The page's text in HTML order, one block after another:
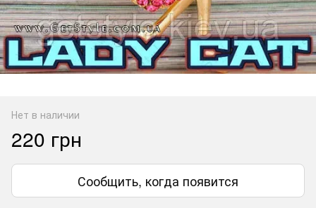
Нет в наличии
220 грн
Сообщить, когда появится